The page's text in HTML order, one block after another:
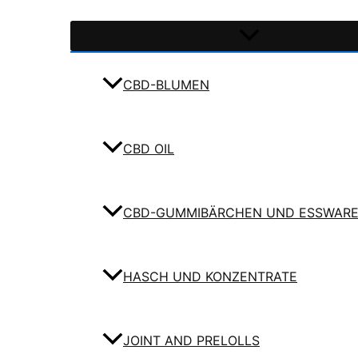
CBD-BLUMEN
CBD OIL
CBD-GUMMIBÄRCHEN UND
HASCH UND KONZENTRATE
JOINT AND PRELOLLS